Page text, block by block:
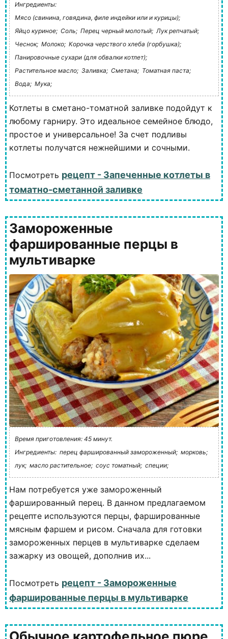
Ингредиенты:
Мясо (свинина, говядина, филе индейки или и курицы);
Яйцо куриное; Соль; Перец черный молотый; Лук репчатый;
Чеснок; Молоко; Корочка черствого хлеба (горбушка);
Панировочные сухари (для обвалки котлет);
Растительное масло; Заливка; Сметана; Томатная паста;
Вода; Мука;
Котлеты в сметано-томатной заливке подойдут к
любому гарниру. Это идеальное семейное блюдо,
простое и универсальное! За счет подливы
котлеты получатся нежнейшими и сочными.
Посмотреть рецепт - Запеченные котлеты в
томатно-сметанной заливке
Замороженные
фаршированные перцы в
мультиварке
Время приготовления: 45 минут.
Ингредиенты: перец фаршированный замороженный; морковь;
лук; масло растительное; соус томатный; специи;
Нам потребуется уже замороженный
фаршированный перец. В данном предлагаемом
рецепте используются перцы, фаршированные
мясным фаршем и рисом. Сначала для готовки
замороженных перцев в мультиварке сделаем
зажарку из овощей, дополнив их...
Посмотреть рецепт - Замороженные
фаршированные перцы в мультиварке